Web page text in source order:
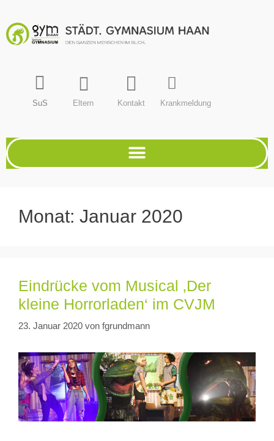
SuS Eltern Kontakt Krankmeldung
Monat: Januar 2020
Eindrücke vom Musical ‚Der
kleine Horrorladen‘ im CVJM
23. Januar 2020 von fgrundmann